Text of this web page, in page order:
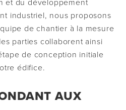
et du développement
industriel, nous proposons
de chantier à la mesure
parties collaborent ainsi
de conception initiale
édifice.
AUX